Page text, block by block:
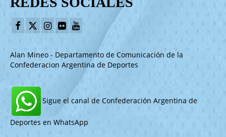
Alan Mineo - Departamento de Comunicación de la
Confederacion Argentina de Deportes
Sigue el canal de Confederación Argentina de
Deportes en WhatsApp